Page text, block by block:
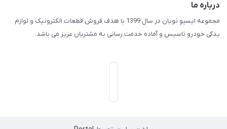
درباره ما
مجموعه ایسیو نویان در سال 1399 با هدف فروش قطعات الکترونیک و لوازم
یدکی خودرو تاسیس و آماده خدمت رسانی به مشتریان عزیز می باشد.